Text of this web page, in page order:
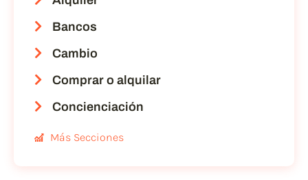
Bancos
Cambio
Comprar o alquilar
Concienciación
Más Secciones